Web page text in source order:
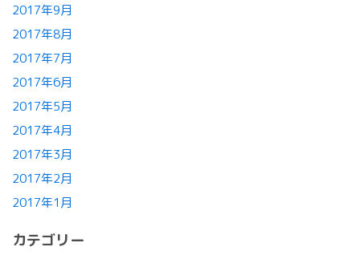
2017年9月
2017年8月
2017年7月
2017年6月
2017年5月
2017年4月
2017年3月
2017年2月
2017年1月
カテゴリー